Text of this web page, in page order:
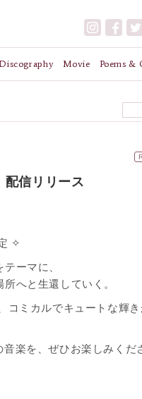
Movie Poems &
信リリース
✧
ーマに、
へと生還していく。
コミカルでキュートな輝
楽を、ぜひお楽しみく